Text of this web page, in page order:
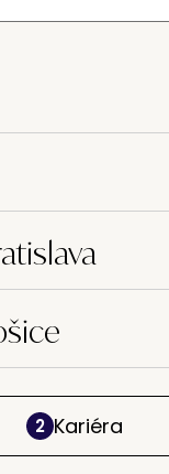
2 Kariéra